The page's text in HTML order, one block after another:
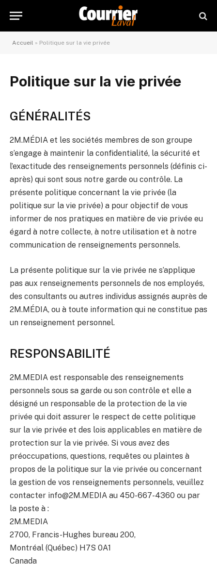
Accueil » Politique sur la vie privée
Politique sur la vie privée
GÉNÉRALITÉS
2M.MÉDIA et les sociétés membres de son groupe
s’engage à maintenir la confidentialité, la sécurité et
l’exactitude des renseignements personnels (définis ci-
après) qui sont sous notre garde ou contrôle. La
présente politique concernant la vie privée (la
politique sur la vie privée) a pour objectif de vous
informer de nos pratiques en matière de vie privée eu
égard à notre collecte, à notre utilisation et à notre
communication de renseignements personnels.
La présente politique sur la vie privée ne s’applique
pas aux renseignements personnels de nos employés,
des consultants ou autres individus assignés auprès de
2M.MÉDIA, ou à toute information qui ne constitue pas
un renseignement personnel.
RESPONSABILITÉ
2M.MEDIA est responsable des renseignements
personnels sous sa garde ou son contrôle et elle a
désigné un responsable de la protection de la vie
privée qui doit assurer le respect de cette politique
sur la vie privée et des lois applicables en matière de
protection sur la vie privée. Si vous avez des
préoccupations, questions, requêtes ou plaintes à
propos de la politique sur la vie privée ou concernant
la gestion de vos renseignements personnels, veuillez
contacter info@2M.MEDIA au 450-667-4360 ou par
la poste à :
2M.MEDIA
2700, Francis-Hughes bureau 200,
Montréal (Québec) H7S 0A1
Canada